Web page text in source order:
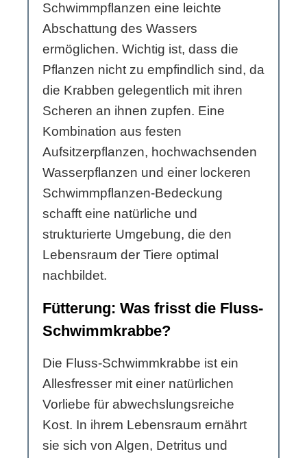
Schwimmpflanzen eine leichte
Abschattung des Wassers
ermöglichen. Wichtig ist, dass die
Pflanzen nicht zu empfindlich sind, da
die Krabben gelegentlich mit ihren
Scheren an ihnen zupfen. Eine
Kombination aus festen
Aufsitzerpflanzen, hochwachsenden
Wasserpflanzen und einer lockeren
Schwimmpflanzen-Bedeckung
schafft eine natürliche und
strukturierte Umgebung, die den
Lebensraum der Tiere optimal
nachbildet.
Fütterung: Was frisst die Fluss-
Schwimmkrabbe?
Die Fluss-Schwimmkrabbe ist ein
Allesfresser mit einer natürlichen
Vorliebe für abwechslungsreiche
Kost. In ihrem Lebensraum ernährt
sie sich von Algen, Detritus und